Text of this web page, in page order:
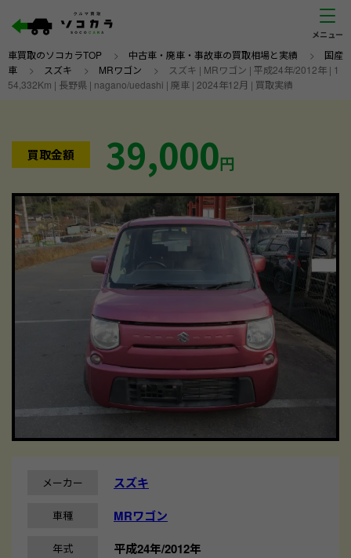
車買取のソコカラTOP > 中古車・廃車・事故車の買取相場と実績 > 国産
車 > スズキ > MRワゴン >
スズキ | MRワゴン | 平成24年/2012年 | 1
54,332Km | 長野県 | nagano/uedashi | 廃車 | 2024年12月 | 買取実績
買取金額 39,000円
メーカー スズキ
車種 MRワゴン
年式 平成24年/2012年